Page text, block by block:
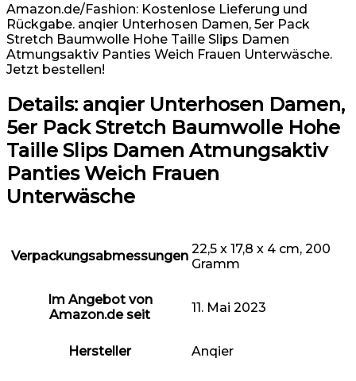
Amazon.de/Fashion: Kostenlose Lieferung und
Rückgabe. anqier Unterhosen Damen, 5er Pack
Stretch Baumwolle Hohe Taille Slips Damen
Atmungsaktiv Panties Weich Frauen Unterwäsche.
Jetzt bestellen!
Details: anqier Unterhosen Damen,
5er Pack Stretch Baumwolle Hohe
Taille Slips Damen Atmungsaktiv
Panties Weich Frauen
Unterwäsche
Verpackungsabmessungen 22,5 x 17,8 x 4 cm, 200
Gramm
Im Angebot von
Amazon.de seit
11. Mai 2023
Hersteller Anqier